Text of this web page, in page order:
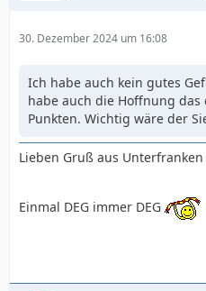
30. Dezember 2024 um 16:08
Ich habe auch kein gutes
habe auch die Hoffnung
Punkten. Wichtig wäre der
Lieben Gruß aus Unterfranken
Einmal DEG immer DEG